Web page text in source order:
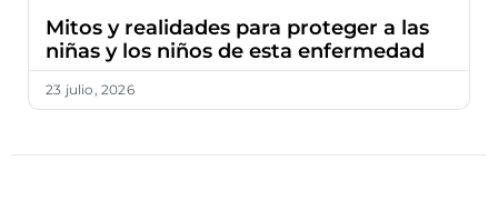
Mitos y realidades para proteger a las
niñas y los niños de esta enfermedad
23 julio, 2026